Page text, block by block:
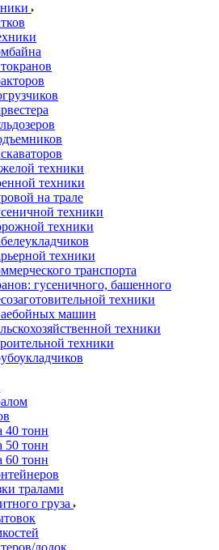
техники
техники
на трале
техники
техники
техники
транспорта
гусеничного, башенного
техники
машин
техники
техники
40 тонн
50 тонн
60 тонн
тралами
груза
лодок